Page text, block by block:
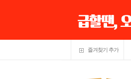
즐겨찾기 추가